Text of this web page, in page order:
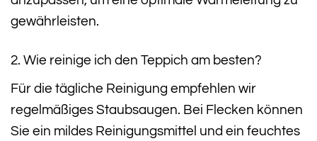
gewährleisten.
2. Wie reinige ich den Teppich am besten?
Für die tägliche Reinigung empfehlen wir
regelmäßiges Staubsaugen. Bei Flecken können
Sie ein mildes Reinigungsmittel und ein feuchtes